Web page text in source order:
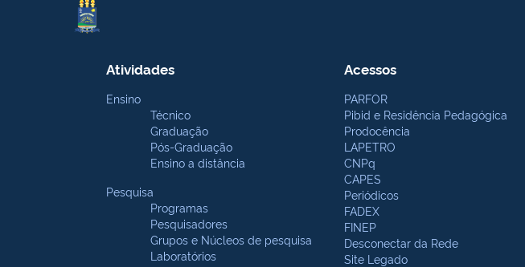
Atividades
Ensino
Técnico
Graduação
Pós-Graduação
Ensino a distância
Pesquisa
Programas
Pesquisadores
Grupos e Núcleos de pesquisa
Laboratórios
Acessos
PARFOR
Pibid e Residência Pedagógica
Prodocência
LAPETRO
CNPq
CAPES
Periódicos
FADEX
FINEP
Desconectar da Rede
Site Legado